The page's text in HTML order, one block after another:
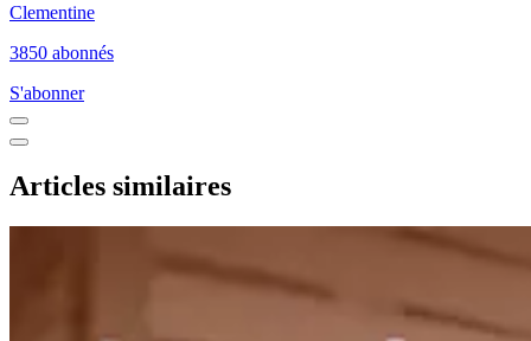
Clementine
3850 abonnés
S'abonner
Articles similaires